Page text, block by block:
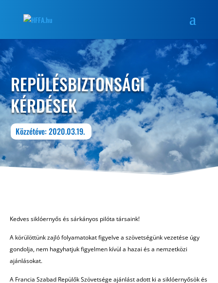
REPÜLÉSBIZTONSÁGI
KÉRDÉSEK
Közzétéve: 2020.03.19.
Kedves siklóernyős és sárkányos pilóta társaink!
A körülöttünk zajló folyamatokat figyelve a szövetségünk vezetése úgy
gondolja, nem hagyhatjuk figyelmen kívül a hazai és a nemzetközi
ajánlásokat.
A Francia Szabad Repülők Szövetsége ajánlást adott ki a siklóernyősök és